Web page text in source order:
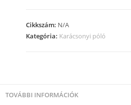
mennyiség
Cikkszám: N/A
Kategória: Karácsonyi póló
TOVÁBBI INFORMÁCIÓK